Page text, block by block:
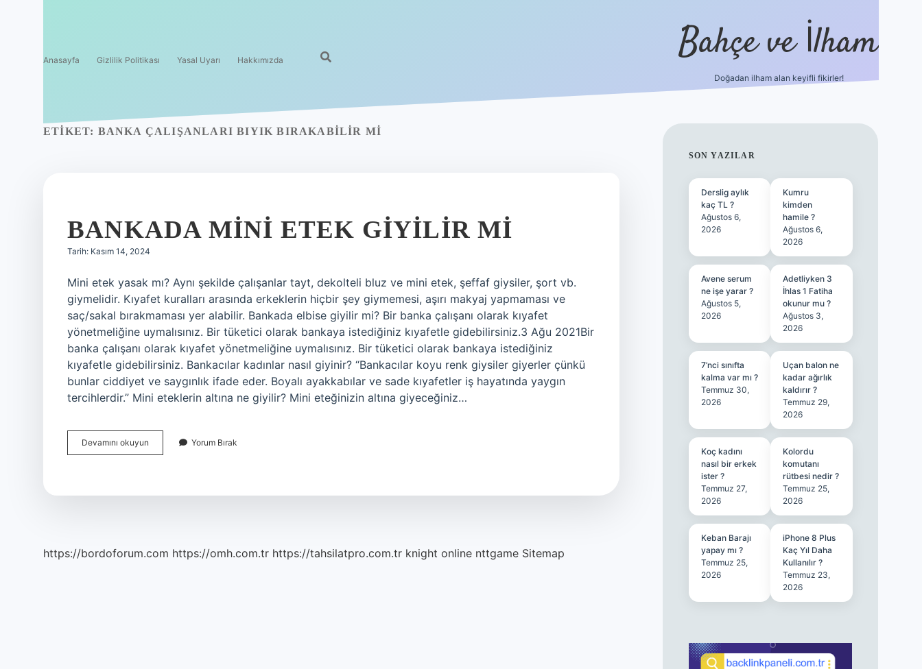
Anasayfa Gizlilik Politikası Yasal Uyarı Hakkımızda Bahçe ve İlham
Doğadan ilham alan keyifli fikirler!
ETIKET: BANKA ÇALIŞANLARI BIYIK BIRAKABILIR MI
BANKADA MINI ETEK GIYILIR MI
Tarih: Kasım 14, 2024
Mini etek yasak mı? Aynı şekilde çalışanlar tayt, dekolteli bluz ve mini etek, şeffaf giysiler, şort vb.
giymelidir. Kıyafet kuralları arasında erkeklerin hiçbir şey giymemesi, aşırı makyaj yapmaması ve
saç/sakal bırakmaması yer alabilir. Bankada elbise giyilir mi? Bir banka çalışanı olarak kıyafet
yönetmeliğine uymalısınız. Bir tüketici olarak bankaya istediğiniz kıyafetle gidebilirsiniz.3 Ağu 2021Bir
banka çalışanı olarak kıyafet yönetmeliğine uymalısınız. Bir tüketici olarak bankaya istediğiniz
kıyafetle gidebilirsiniz. Bankacılar kadınlar nasıl giyinir? “Bankacılar koyu renk giysiler giyerler çünkü
bunlar ciddiyet ve saygınlık ifade eder. Boyalı ayakkabılar ve sade kıyafetler iş hayatında yaygın
tercihlerdir.” Mini eteklerin altına ne giyilir? Mini eteğinizin altına giyeceğiniz…
Devamını okuyun Bankada
Mini
Yorum Bırak
https://bordoforum.com https://omh.com.tr https://tahsilatpro.com.tr knight online nttgame Sitemap
SIDEBAR
SON YAZILAR
Derslig aylık
kaç TL ?
Ağustos 6,
2026
Kumru
kimden
hamile ?
Ağustos 6,
2026
Avene serum
ne işe yarar ?
Ağustos 5,
2026
Adetliyken 3
İhlas 1 Fatiha
okunur mu ?
Ağustos 3,
2026
7’nci sınıfta
kalma var mı ?
Temmuz 30,
2026
Uçan balon ne
kadar ağırlık
kaldırır ?
Temmuz 29,
2026
Koç kadını
nasıl bir erkek
ister ?
Temmuz 27,
2026
Kolordu
komutanı
rütbesi nedir ?
Temmuz 25,
2026
Keban Barajı
yapay mı ?
Temmuz 25,
2026
iPhone 8 Plus
Kaç Yıl Daha
Kullanılır ?
Temmuz 23,
2026
ilbet yeni giriş betexper